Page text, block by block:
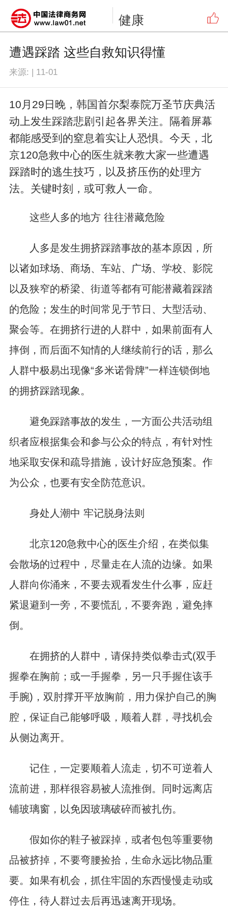
健康
遭遇踩踏 这些自救知识得懂
来源: | 11-01
10月29日晚，韩国首尔梨泰院万圣节庆典活
动上发生踩踏悲剧引起各界关注。隔着屏幕
都能感受到的窒息着实让人恐惧。今天，北
京120急救中心的医生就来教大家一些遭遇
踩踏时的逃生技巧，以及挤压伤的处理方
法。关键时刻，或可救人一命。
这些人多的地方 往往潜藏危险
人多是发生拥挤踩踏事故的基本原因，所
以诸如球场、商场、车站、广场、学校、影院
以及狭窄的桥梁、街道等都有可能潜藏着踩踏
的危险；发生的时间常见于节日、大型活动、
聚会等。在拥挤行进的人群中，如果前面有人
摔倒，而后面不知情的人继续前行的话，那么
人群中极易出现像“多米诺骨牌”一样连锁倒地
的拥挤踩踏现象。
避免踩踏事故的发生，一方面公共活动组
织者应根据集会和参与公众的特点，有针对性
地采取安保和疏导措施，设计好应急预案。作
为公众，也要有安全防范意识。
身处人潮中 牢记脱身法则
北京120急救中心的医生介绍，在类似集
会散场的过程中，尽量走在人流的边缘。如果
人群向你涌来，不要去观看发生什么事，应赶
紧退避到一旁，不要慌乱，不要奔跑，避免摔
倒。
在拥挤的人群中，请保持类似拳击式(双手
握拳在胸前；或一手握拳，另一只手握住该手
手腕)，双肘撑开平放胸前，用力保护自己的胸
腔，保证自己能够呼吸，顺着人群，寻找机会
从侧边离开。
记住，一定要顺着人流走，切不可逆着人
流前进，那样很容易被人流推倒。同时远离店
铺玻璃窗，以免因玻璃破碎而被扎伤。
假如你的鞋子被踩掉，或者包包等重要物
品被挤掉，不要弯腰捡拾，生命永远比物品重
要。如果有机会，抓住牢固的东西慢慢走动或
停住，待人群过去后再迅速离开现场。